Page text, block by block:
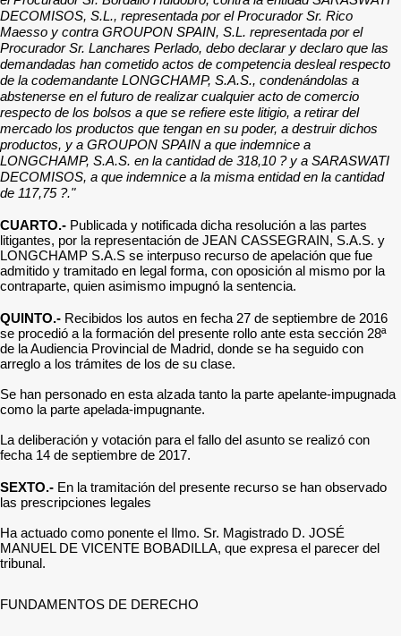
DECOMISOS, S.L., representada por el Procurador Sr. Rico
Maesso y contra GROUPON SPAIN, S.L. representada por el
Procurador Sr. Lanchares Perlado, debo declarar y declaro que las
demandadas han cometido actos de competencia desleal respecto
de la codemandante LONGCHAMP, S.A.S., condenándolas a
abstenerse en el futuro de realizar cualquier acto de comercio
respecto de los bolsos a que se refiere este litigio, a retirar del
mercado los productos que tengan en su poder, a destruir dichos
productos, y a GROUPON SPAIN a que indemnice a
LONGCHAMP, S.A.S. en la cantidad de 318,10 ? y a SARASWATI
DECOMISOS, a que indemnice a la misma entidad en la cantidad
de 117,75 ?."
CUARTO.- Publicada y notificada dicha resolución a las partes
litigantes, por la representación de JEAN CASSEGRAIN, S.A.S. y
LONGCHAMP S.A.S se interpuso recurso de apelación que fue
admitido y tramitado en legal forma, con oposición al mismo por la
contraparte, quien asimismo impugnó la sentencia.
QUINTO.- Recibidos los autos en fecha 27 de septiembre de 2016
se procedió a la formación del presente rollo ante esta sección 28ª
de la Audiencia Provincial de Madrid, donde se ha seguido con
arreglo a los trámites de los de su clase.
Se han personado en esta alzada tanto la parte apelante-impugnada
como la parte apelada-impugnante.
La deliberación y votación para el fallo del asunto se realizó con
fecha 14 de septiembre de 2017.
SEXTO.- En la tramitación del presente recurso se han observado
las prescripciones legales
Ha actuado como ponente el Ilmo. Sr. Magistrado D. JOSÉ
MANUEL DE VICENTE BOBADILLA, que expresa el parecer del
tribunal.
FUNDAMENTOS DE DERECHO